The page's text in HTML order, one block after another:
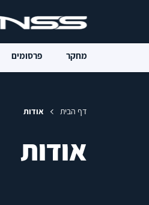
מחקר פרסומים
דף הבית אודות
אודות